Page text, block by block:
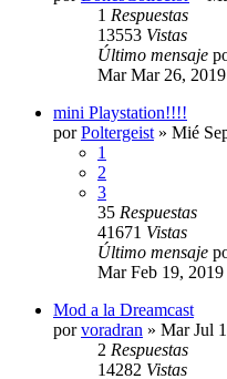
1 Respuestas
13553 Vistas
Último mensaje
Mar Mar 26,
mini Playstation!!!!
porPoltergeist » Mié
1
2
3
35 Respuestas
41671 Vistas
Último mensaje
Mar Feb 19,
Mod a la Dreamcast
porvoradran » Mar Jul
2 Respuestas
14282 Vistas